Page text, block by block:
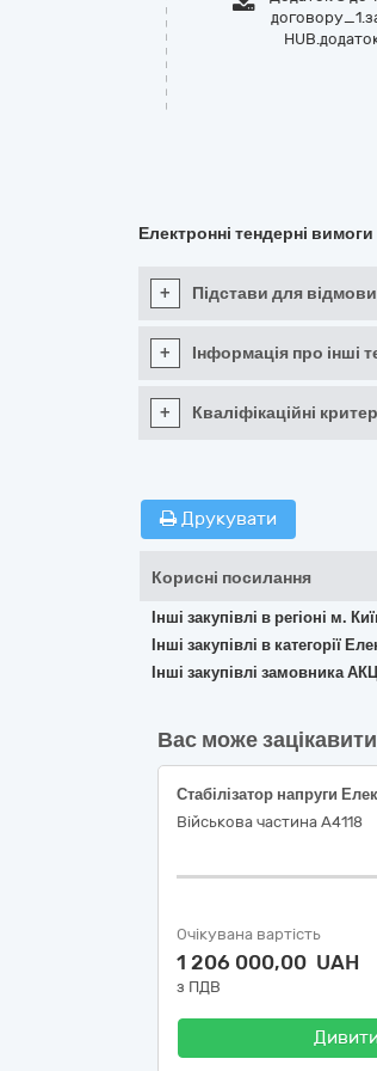
Електронні тендерні вимоги
+ Підстави для відмови
+ Інформація про інші
+ Кваліфікаційні
Друкувати
Корисні посилання
Інші закупівлі в регіоні м.
Інші закупівлі в категорії
Інші закупівлі
Вас може зацікавити
Військова частина А4118
Очікувана вартість
1 206 000,00 UAH
з ПДВ